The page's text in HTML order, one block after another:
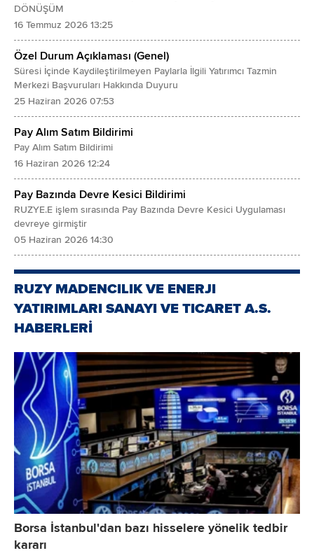
DÖNÜŞÜM
16 Temmuz 2026 13:25
Özel Durum Açıklaması (Genel)
Süresi İçinde Kaydileştirilmeyen Paylarla İlgili Yatırımcı Tazmin
Merkezi Başvuruları Hakkında Duyuru
25 Haziran 2026 07:53
Pay Alım Satım Bildirimi
Pay Alım Satım Bildirimi
16 Haziran 2026 12:24
Pay Bazında Devre Kesici Bildirimi
RUZYE.E işlem sırasında Pay Bazında Devre Kesici Uygulaması
devreye girmiştir
05 Haziran 2026 14:30
RUZY MADENCILIK VE ENERJI
YATIRIMLARI SANAYI VE TICARET A.S.
HABERLERİ
Borsa İstanbul'dan bazı hisselere yönelik tedbir
kararı